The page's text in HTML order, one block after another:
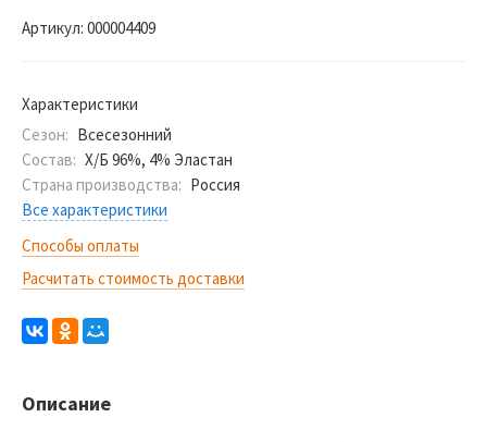
Артикул: 000004409
Характеристики
Сезон: Всесезонний
Состав: Х/Б 96%, 4% Эластан
Страна производства: Россия
Все характеристики
Способы оплаты
Расчитать стоимость доставки
Описание